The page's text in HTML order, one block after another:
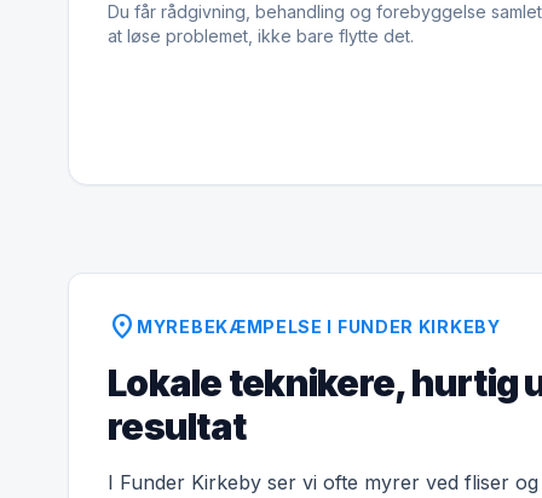
Du får rådgivning, behandling og forebyggelse
at løse problemet, ikke bare flytte det.
location_on MYREBEKÆMPELSE I FUNDER KIRKEBY
Lokale teknikere, hurtig
resultat
I Funder Kirkeby ser vi ofte myrer ved fliser